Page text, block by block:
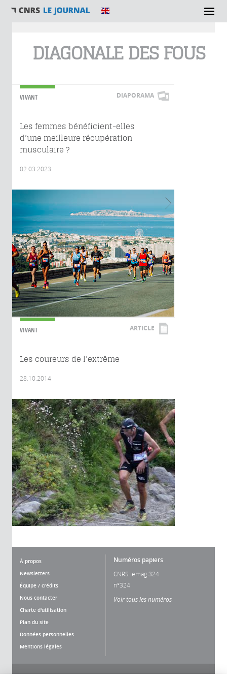
DIAGONALE DES FOUS
VIVANT DIAPORAMA
Les femmes bénéficient-elles
d’une meilleure récupération
musculaire ?
02.03.2023
VIVANT ARTICLE
Les coureurs de l’extrême
28.10.2014
À propos
Newsletters
Équipe / crédits
Nous contacter
Charte d'utilisation
Plan du site
Données personnelles
Mentions légales
Numéros papiers
CNRS lemag 324
n°324
Voir tous les numéros